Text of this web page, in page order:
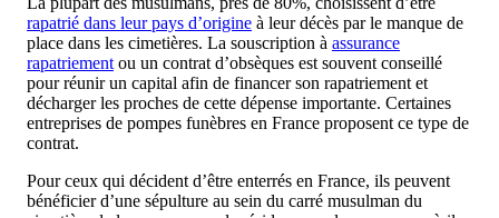
rapatrié dans leur pays d’origine à leur décès par le manque de
place dans les cimetières. La souscription à assurance
rapatriement ou un contrat d’obsèques est souvent conseillé
pour réunir un capital afin de financer son rapatriement et
décharger les proches de cette dépense importante. Certaines
entreprises de pompes funèbres en France proposent ce type de
contrat.
Pour ceux qui décident d’être enterrés en France, ils peuvent
bénéficier d’une sépulture au sein du carré musulman du